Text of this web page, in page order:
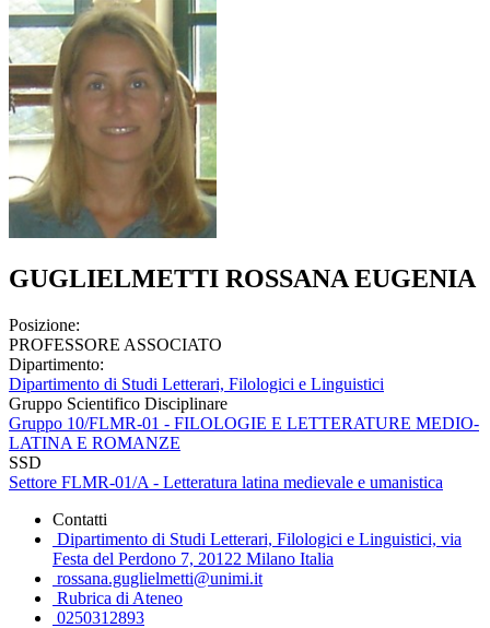
GUGLIELMETTI ROSSANA EUGENIA
Posizione:
PROFESSORE ASSOCIATO
Dipartimento:
Dipartimento di Studi Letterari, Filologici e Linguistici
Gruppo Scientifico Disciplinare
Gruppo 10/FLMR-01 - FILOLOGIE E LETTERATURE MEDIO-
LATINA E ROMANZE
SSD
Settore FLMR-01/A - Letteratura latina medievale e umanistica
Contatti
Dipartimento di Studi Letterari, Filologici e Linguistici, via
Festa del Perdono 7, 20122 Milano Italia
rossana.guglielmetti@unimi.it
Rubrica di Ateneo
0250312893